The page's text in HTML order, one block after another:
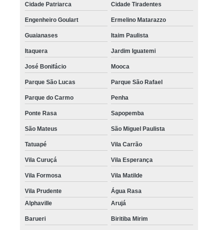
Cidade Patriarca Cidade Tiradentes
Engenheiro Goulart Ermelino Matarazzo
Guaianases Itaim Paulista
Itaquera Jardim Iguatemi
José Bonifácio Mooca
Parque São Lucas Parque São Rafael
Parque do Carmo Penha
Ponte Rasa Sapopemba
São Mateus São Miguel Paulista
Tatuapé Vila Carrão
Vila Curuçá Vila Esperança
Vila Formosa Vila Matilde
Vila Prudente
Água Rasa
Alphaville
Arujá
Barueri Biritiba Mirim